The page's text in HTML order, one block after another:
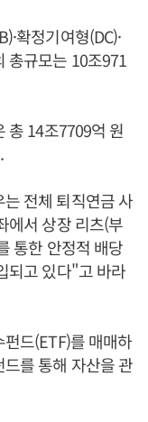
확정기여형(DC)·
총규모는 10조971
총 14조7709억 원
전체 퇴직연금 사
에서 상장 리츠(부
통한 안정적 배당
되고 있다"고 바라
드(ETF)를 매매하
를 통해 자산을 관